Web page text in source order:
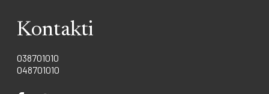
Kontakti
038701010
048701010